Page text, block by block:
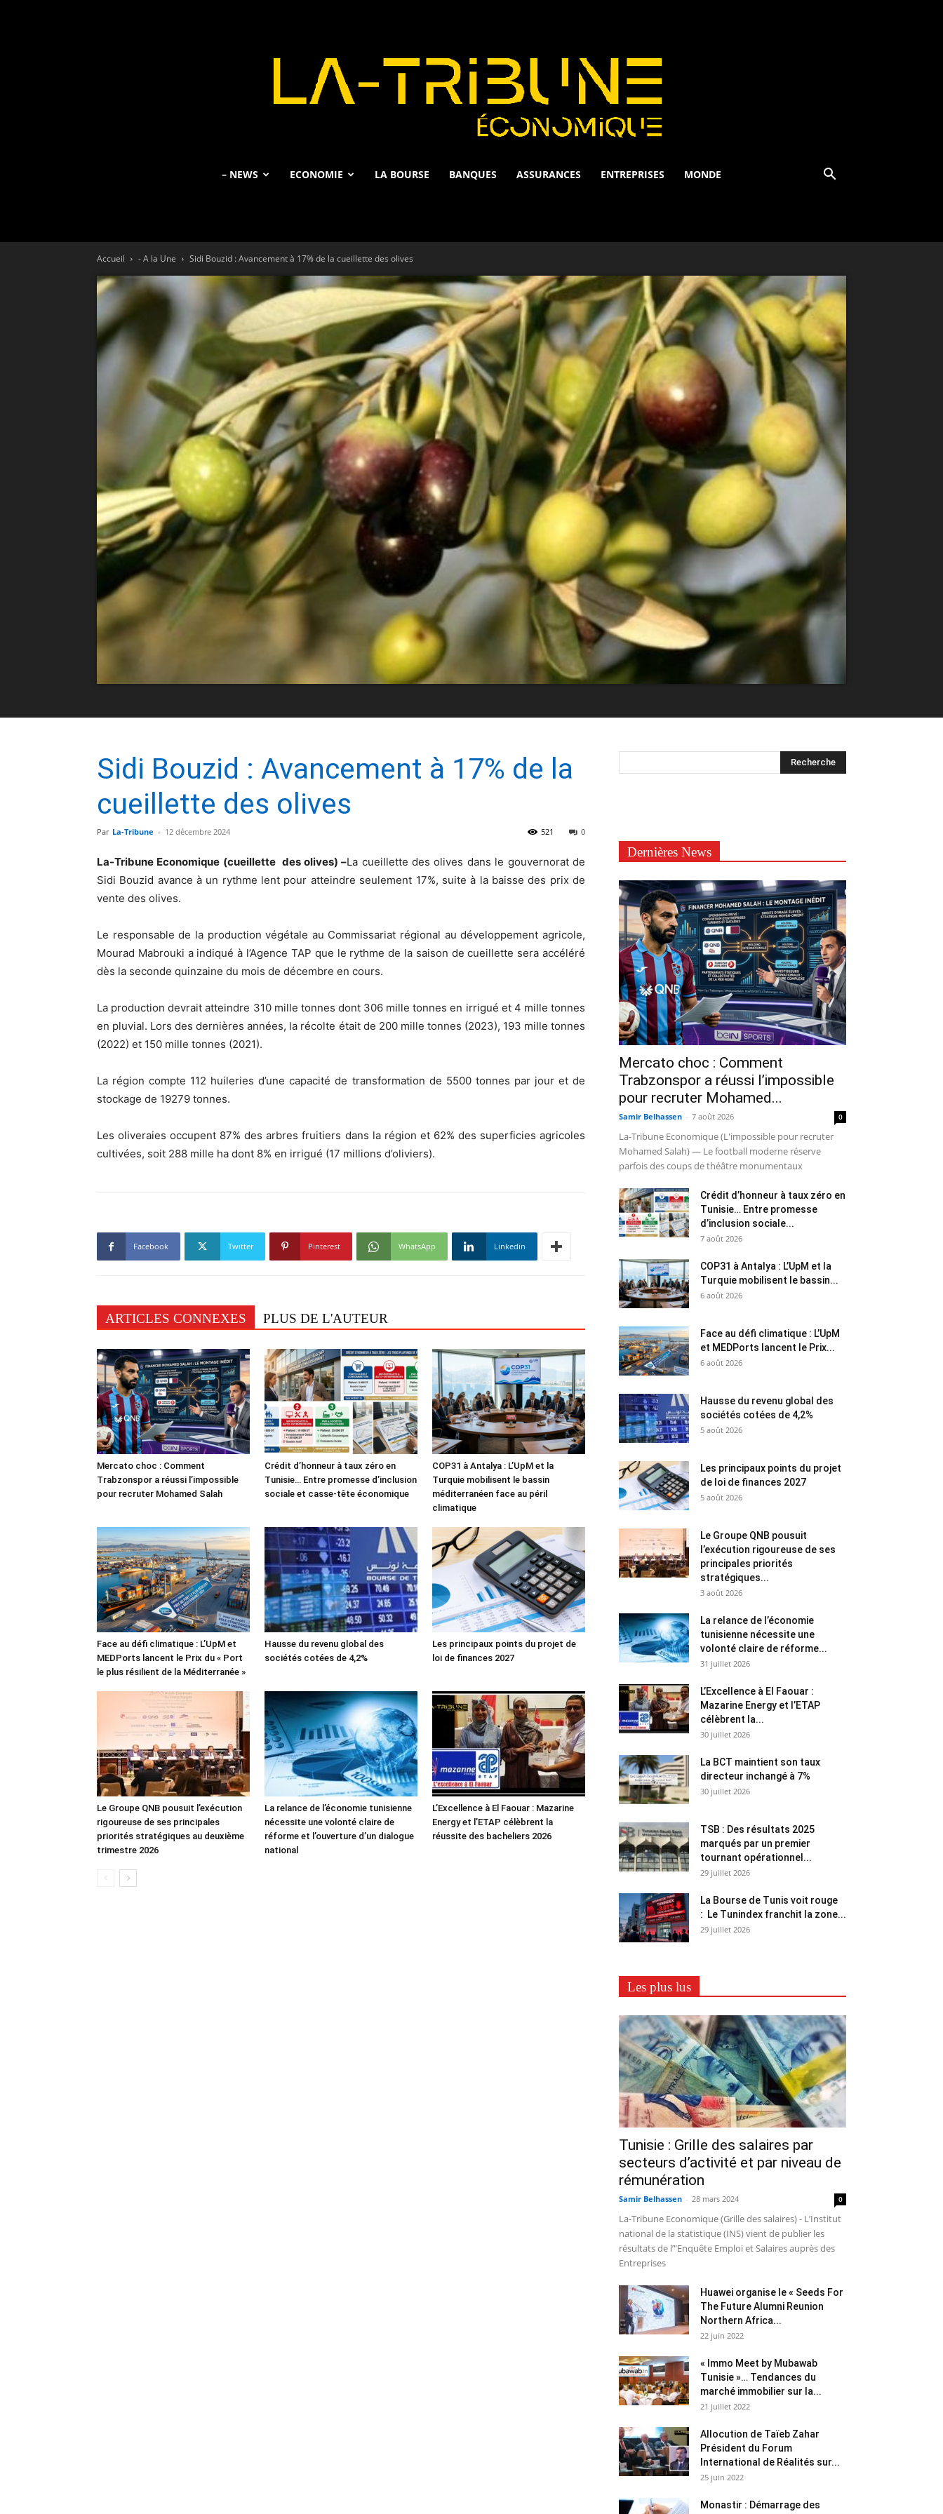
Tribune
Economique
– NEWS ECONOMIE LA BOURSE BANQUES ASSURANCES ENTREPRISES MONDE
Accueil - A la Une Sidi Bouzid : Avancement à 17% de la cueillette des olives
Sidi Bouzid : Avancement à 17% de la
cueillette des olives
Par La-Tribune - 12 décembre 2024 0
521
La-Tribune Economique (cueillette des olives) –La cueillette des olives dans le gouvernorat de
Sidi Bouzid avance à un rythme lent pour atteindre seulement 17%, suite à la baisse des prix de
vente des olives.
Le responsable de la production végétale au Commissariat régional au développement agricole,
Mourad Mabrouki a indiqué à l’Agence TAP que le rythme de la saison de cueillette sera accéléré
dès la seconde quinzaine du mois de décembre en cours.
La production devrait atteindre 310 mille tonnes dont 306 mille tonnes en irrigué et 4 mille tonnes
en pluvial. Lors des dernières années, la récolte était de 200 mille tonnes (2023), 193 mille tonnes
(2022) et 150 mille tonnes (2021).
La région compte 112 huileries d’une capacité de transformation de 5500 tonnes par jour et de
stockage de 19279 tonnes.
Les oliveraies occupent 87% des arbres fruitiers dans la région et 62% des superficies agricoles
cultivées, soit 288 mille ha dont 8% en irrigué (17 millions d’oliviers).
Facebook Twitter Pinterest WhatsApp Linkedin
ARTICLES CONNEXES PLUS DE L'AUTEUR
Mercato choc : Comment
Trabzonspor a réussi l’impossible
pour recruter Mohamed Salah
Crédit d’honneur à taux zéro en
Tunisie… Entre promesse d’inclusion
sociale et casse-tête économique
COP31 à Antalya : L’UpM et la
Turquie mobilisent le bassin
méditerranéen face au péril
climatique
Face au défi climatique : L’UpM et
MEDPorts lancent le Prix du « Port
le plus résilient de la Méditerranée »
Hausse du revenu global des
sociétés cotées de 4,2%
Les principaux points du projet de
loi de finances 2027
Le Groupe QNB pousuit l’exécution
rigoureuse de ses principales
priorités stratégiques au deuxième
trimestre 2026
La relance de l’économie tunisienne
nécessite une volonté claire de
réforme et l’ouverture d’un dialogue
national
L’Excellence à El Faouar : Mazarine
Energy et l’ETAP célèbrent la
réussite des bacheliers 2026
Dernières News
Mercato choc : Comment
Trabzonspor a réussi l’impossible
pour recruter Mohamed...
Samir Belhassen - 7 août 2026 0
La-Tribune Economique (L'impossible pour recruter
Mohamed Salah) — Le football moderne réserve
parfois des coups de théâtre monumentaux
Crédit d’honneur à taux zéro en
Tunisie… Entre promesse
d’inclusion sociale...
7 août 2026
COP31 à Antalya : L’UpM et la
Turquie mobilisent le bassin...
6 août 2026
Face au défi climatique : L’UpM
et MEDPorts lancent le Prix...
6 août 2026
Hausse du revenu global des
sociétés cotées de 4,2%
5 août 2026
Les principaux points du projet
de loi de finances 2027
5 août 2026
Le Groupe QNB pousuit
l’exécution rigoureuse de ses
principales priorités
stratégiques...
3 août 2026
La relance de l’économie
tunisienne nécessite une
volonté claire de réforme...
31 juillet 2026
L’Excellence à El Faouar :
Mazarine Energy et l’ETAP
célèbrent la...
30 juillet 2026
La BCT maintient son taux
directeur inchangé à 7%
30 juillet 2026
TSB : Des résultats 2025
marqués par un premier
tournant opérationnel...
29 juillet 2026
La Bourse de Tunis voit rouge
: Le Tunindex franchit la zone...
29 juillet 2026
Les plus lus
Tunisie : Grille des salaires par
secteurs d’activité et par niveau de
rémunération
Samir Belhassen - 28 mars 2024 0
La-Tribune Economique (Grille des salaires) - L’Institut
national de la statistique (INS) vient de publier les
résultats de l’"Enquête Emploi et Salaires auprès des
Entreprises
Huawei organise le « Seeds For
The Future Alumni Reunion
Northern Africa...
22 juin 2022
« Immo Meet by Mubawab
Tunisie »… Tendances du
marché immobilier sur la...
21 juillet 2022
Allocution de Taïeb Zahar
Président du Forum
International de Réalités sur...
25 juin 2022
Monastir : Démarrage des